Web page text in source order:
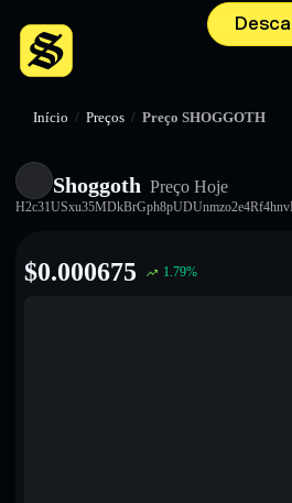
Início / Preços / Preço SHOGGOTH
Shoggoth Preço Hoje
$0.000675 1.79%